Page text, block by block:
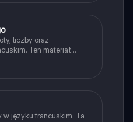
liczby oraz
Ten materiał
o wiek, oraz zasady
Idealne dla
języku francuskim. Ta